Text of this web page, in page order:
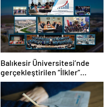
Balıkesir Üniversitesi’nde
gerçekleştirilen “İlkler”
üniversitenin geleceğini
şekillendiriyor